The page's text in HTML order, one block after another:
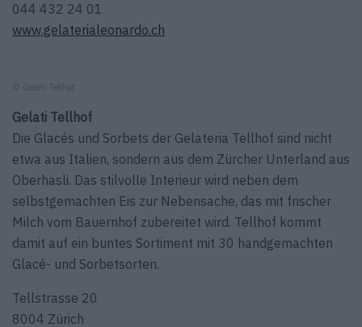
044 432 24 01
www.gelaterialeonardo.ch
© Gelati Tellhof
Gelati Tellhof
Die Glacés und Sorbets der Gelateria Tellhof sind nicht
etwa aus Italien, sondern aus dem Zürcher Unterland aus
Oberhasli. Das stilvolle Interieur wird neben dem
selbstgemachten Eis zur Nebensache, das mit frischer
Milch vom Bauernhof zubereitet wird. Tellhof kommt
damit auf ein buntes Sortiment mit 30 handgemachten
Glacé- und Sorbetsorten.
Tellstrasse 20
8004 Zürich